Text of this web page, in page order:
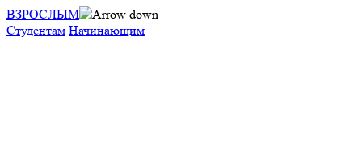
ВЗРОСЛЫМ
Студентам Начинающим